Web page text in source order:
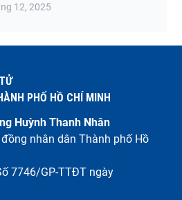
12, 2025
PHỐ HỒ CHÍ MINH
Huỳnh Thanh Nhân
nhân dân Thành phố Hồ
7746/GP-TTĐT ngày